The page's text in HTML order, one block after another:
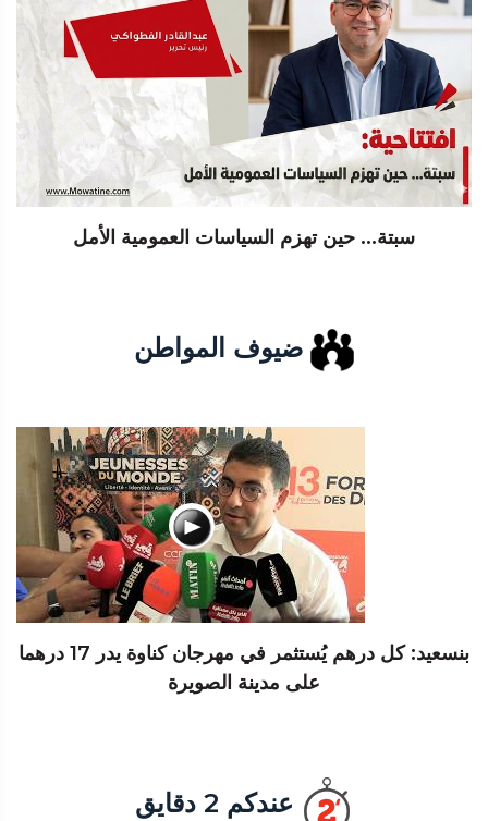
سبتة... حين تهزم السياسات العمومية الأمل
ضيوف المواطن
بنسعيد: كل درهم يُستثمر في مهرجان كناوة يدر 17 درهما
على مدينة الصويرة
عندكم 2 دقايق